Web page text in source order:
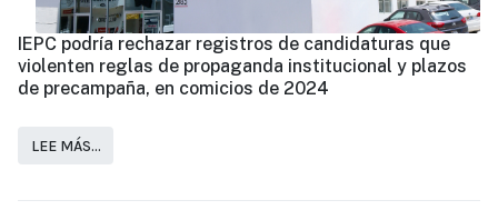
IEPC podría rechazar registros de candidaturas que
violenten reglas de propaganda institucional y plazos
de precampaña, en comicios de 2024
LEE MÁS…